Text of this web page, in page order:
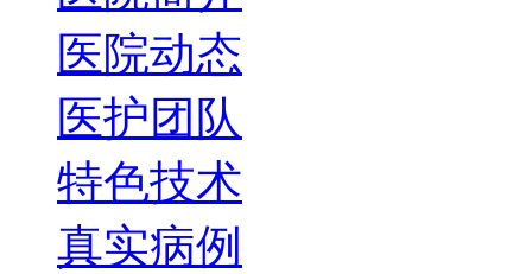
医院动态
医护团队
特色技术
真实病例